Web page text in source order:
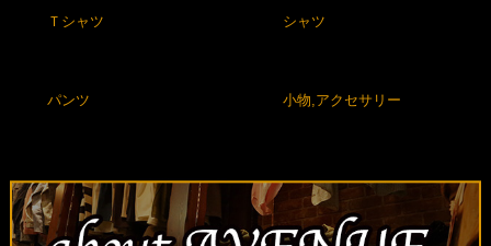
Ｔシャツ シャツ
パンツ 小物,アクセサリー